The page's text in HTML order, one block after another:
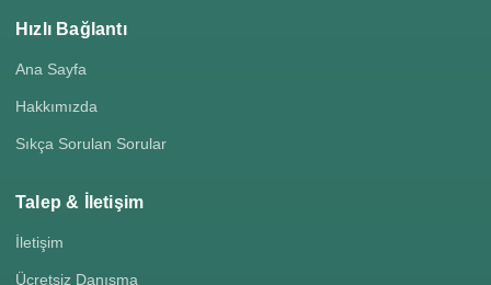
Hızlı Bağlantı
Ana Sayfa
Hakkımızda
Sıkça Sorulan Sorular
Talep & İletişim
İletişim
Ücretsiz Danışma